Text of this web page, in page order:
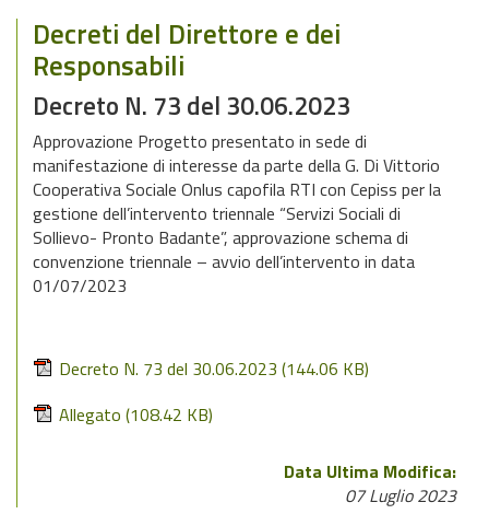
Decreti del Direttore e dei
Responsabili
Decreto N. 73 del 30.06.2023
Approvazione Progetto presentato in sede di
manifestazione di interesse da parte della G. Di Vittorio
Cooperativa Sociale Onlus capofila RTI con Cepiss per la
gestione dell’intervento triennale “Servizi Sociali di
Sollievo- Pronto Badante”, approvazione schema di
convenzione triennale – avvio dell’intervento in data
01/07/2023
Decreto N. 73 del 30.06.2023 (144.06 KB)
Allegato (108.42 KB)
Data Ultima Modifica:
07 Luglio 2023